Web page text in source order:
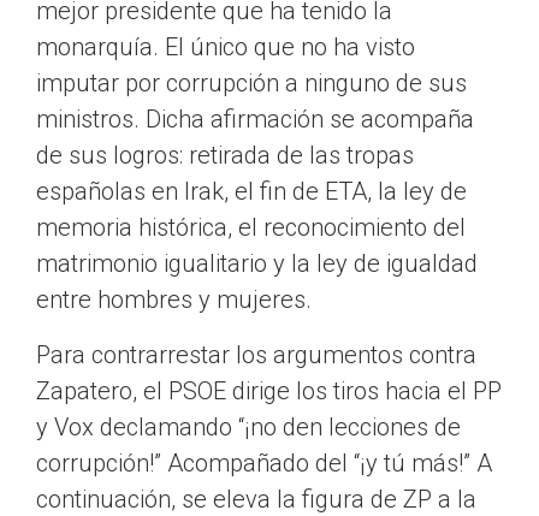
mejor presidente que ha tenido la
monarquía. El único que no ha visto
imputar por corrupción a ninguno de sus
ministros. Dicha afirmación se acompaña
de sus logros: retirada de las tropas
españolas en Irak, el fin de ETA, la ley de
memoria histórica, el reconocimiento del
matrimonio igualitario y la ley de igualdad
entre hombres y mujeres.
Para contrarrestar los argumentos contra
Zapatero, el PSOE dirige los tiros hacia el PP
y Vox declamando “¡no den lecciones de
corrupción!” Acompañado del “¡y tú más!” A
continuación, se eleva la figura de ZP a la